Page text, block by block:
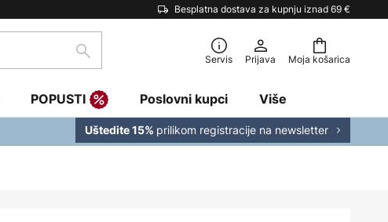
Besplatna dostava za kupnju iznad 69 €
Moja košarica
traži Servis Prijava
POPUSTI Poslovni kupci Više
Uštedite 15% prilikom registracije na newsletter